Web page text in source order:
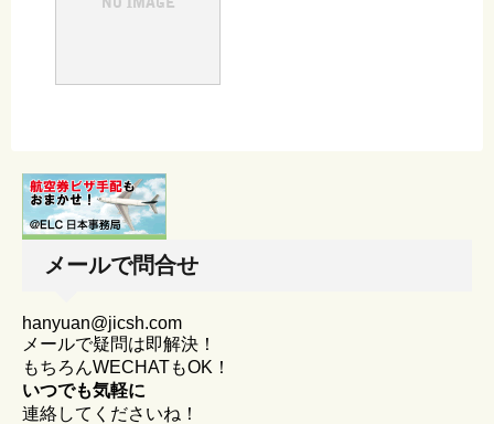
メールで問合せ
hanyuan@jicsh.com
メールで疑問は即解決！
もちろんWECHATもOK！
いつでも気軽に
連絡してくださいね！